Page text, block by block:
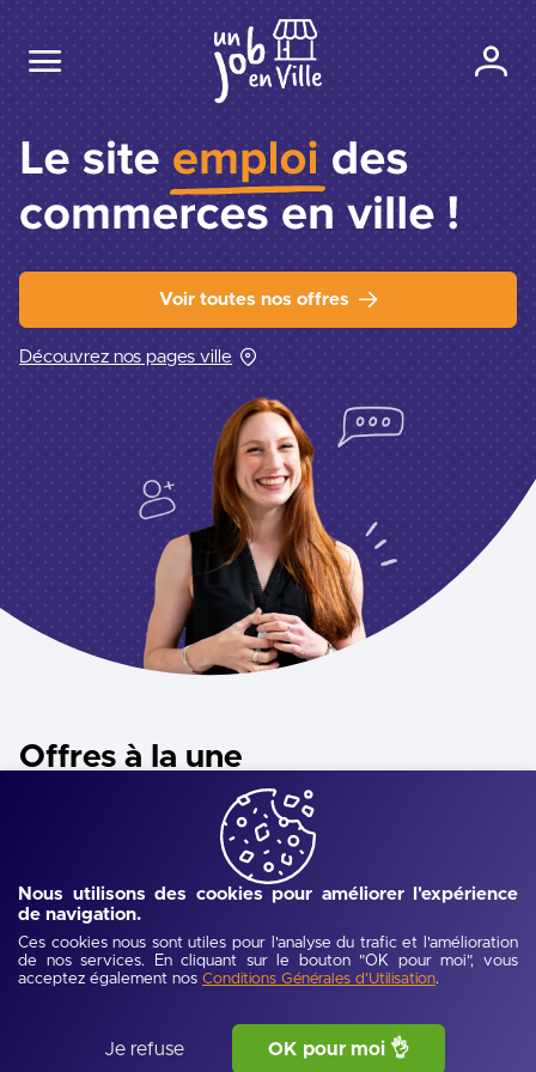
Nous utilisons des cookies pour améliorer l'expérience
de navigation.
Ces cookies nous sont utiles pour l'analyse du trafic et l'amélioration
de nos services. En cliquant sur le bouton "OK pour moi", vous
acceptez également nos Conditions Générales d'Utilisation.
Je refuse OK pour moi 👌
Voir toutes nos offres
Découvrez nos pages ville
Offres à la une
Vous allez retrouver des offres d’emploi, de formation et de
stage concernant l’ensemble des métiers du commerce de
proximité. Que ce soit en centre-ville ou en centre
Publié hier
Responsable commercial BtoB H/F (CDI)